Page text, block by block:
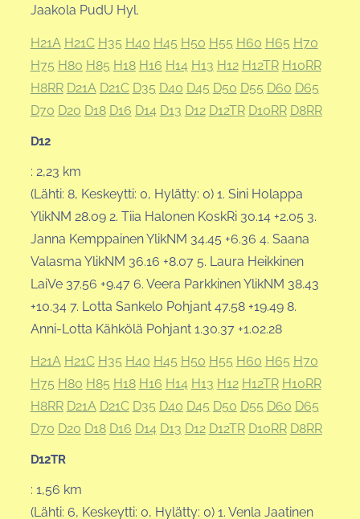
Jaakola PudU Hyl.
H21A H21C H35 H40 H45 H50 H55 H60 H65 H70
H75 H80 H85 H18 H16 H14 H13 H12 H12TR H10RR
H8RR D21A D21C D35 D40 D45 D50 D55 D60 D65
D70 D20 D18 D16 D14 D13 D12 D12TR D10RR D8RR
D12
: 2,23 km
(Lähti: 8, Keskeytti: 0, Hylätty: 0) 1. Sini Holappa
YlikNM 28.09 2. Tiia Halonen KoskRi 30.14 +2.05 3.
Janna Kemppainen YlikNM 34.45 +6.36 4. Saana
Valasma YlikNM 36.16 +8.07 5. Laura Heikkinen
LaiVe 37.56 +9.47 6. Veera Parkkinen YlikNM 38.43
+10.34 7. Lotta Sankelo Pohjant 47.58 +19.49 8.
Anni-Lotta Kähkölä Pohjant 1.30.37 +1.02.28
H21A H21C H35 H40 H45 H50 H55 H60 H65 H70
H75 H80 H85 H18 H16 H14 H13 H12 H12TR H10RR
H8RR D21A D21C D35 D40 D45 D50 D55 D60 D65
D70 D20 D18 D16 D14 D13 D12 D12TR D10RR D8RR
D12TR
: 1,56 km
(Lähti: 6, Keskeytti: 0, Hylätty: 0) 1. Venla Jaatinen